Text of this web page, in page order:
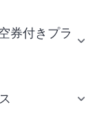
券付きプラ